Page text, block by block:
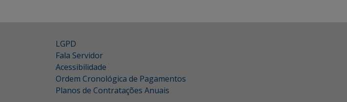
LGPD
Fala Servidor
Acessibilidade
Ordem Cronológica de Pagamentos
Planos de Contratações Anuais